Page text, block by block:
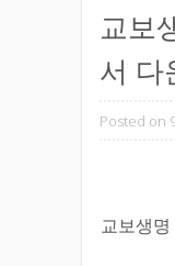
교보
서 다
Posted on
교보생